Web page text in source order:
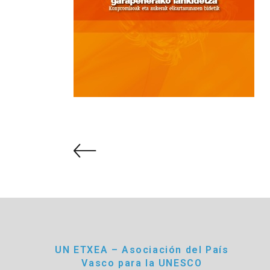
UN ETXEA – Asociación del País
Vasco para la UNESCO